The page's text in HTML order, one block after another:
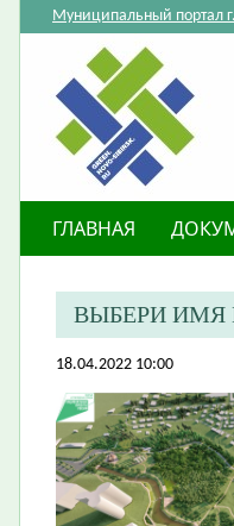
Муниципальный портал
ГЛАВНАЯ
ВЫБЕРИ ИМЯ
18.04.2022 10:00